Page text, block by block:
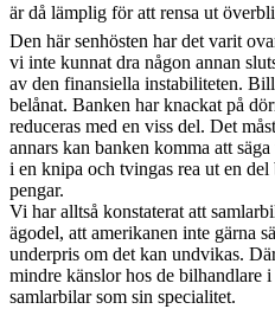
är då lämplig för att rensa ut
Den här senhösten har det varit
vi inte kunnat dra någon annan
av den finansiella instabiliteten.
belånat. Banken har knackat på
reduceras med en viss del. Det
annars kan banken komma att
i en knipa och tvingas rea ut en
pengar.
Vi har alltså konstaterat att
ägodel, att amerikanen inte gärna
underpris om det kan undvikas.
mindre känslor hos de bilhandlare
samlarbilar som sin specialitet.